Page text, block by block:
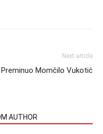
Next article
Preminuo Momčilo Vukotić
AUTHOR